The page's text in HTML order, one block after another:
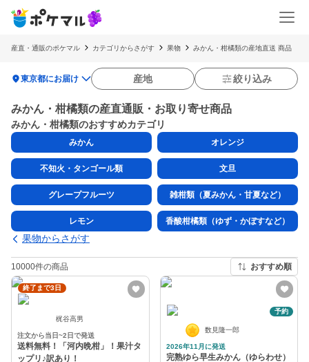
産直・通販のポケマル カテゴリからさがす 果物 みかん・柑橘類の産地直送 商品
location_on東京都にお届け 産地 絞り込み
みかん・柑橘類の産直通販・お取り寄せ商品
みかん・柑橘類のおすすめカテゴリ
みかん オレンジ
不知火・タンゴール類 文旦
グレープフルーツ 雑柑類（夏みかん・甘夏など）
レモン 香酸柑橘類（ゆず・かぼすなど）
果物からさがす
10000件の商品 おすすめ順
終了まで3日
梶谷高男
注文から当日~2日で発送
送料無料！「河内晩柑」！果汁タ
ップリ♪訳あり！
予約
数見隆一郎
2026年11月に発送
完熟ゆら早生みかん（ゆらわせ）